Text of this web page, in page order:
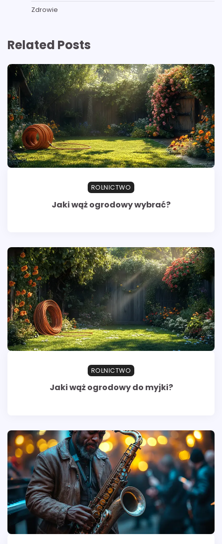
Zdrowie
Related Posts
ROLNICTWO
Jaki wąż ogrodowy wybrać?
ROLNICTWO
Jaki wąż ogrodowy do myjki?